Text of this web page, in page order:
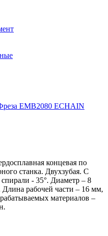
концевая по
станка. Двухзубая. С
- 35°. Диаметр – 8
рабочей части – 16 мм,
материалов –